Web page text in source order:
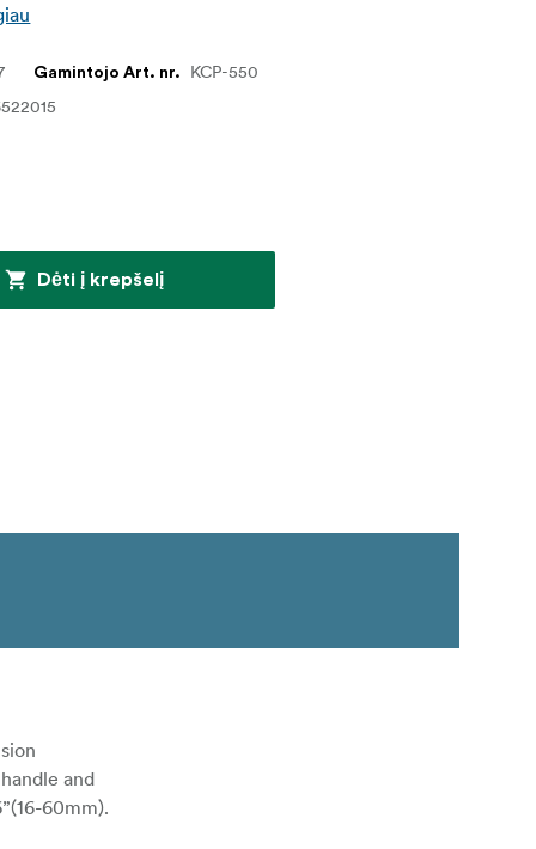
Gamintojo Art. nr.
KCP-550
Dėti į krepšelį
and
60mm).